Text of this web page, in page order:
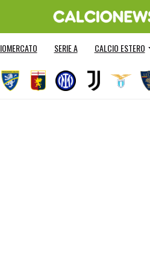
SERIE A CALCIO ESTERO